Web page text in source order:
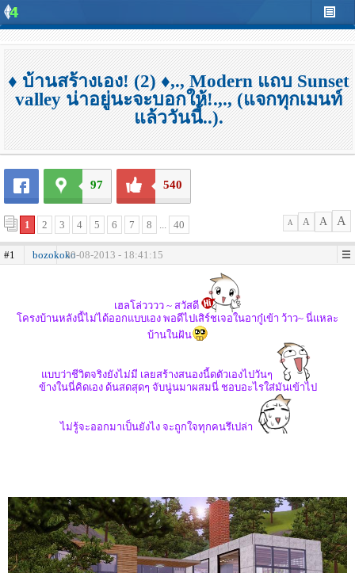
♦ บ้านสร้างเอง! (2) ♦,., Modern แถบ Sunset
valley น่าอยู่นะจะบอกให้!.,., (แจกทุกเมนท์
แล้ววันนี้..).
97 540
1 2 3 4 5 6 7 8 ... 40 A A A A
#1 bozokoko30-08-2013 - 18:41:15
เฮลโล่วววว ~ สวัสดี
โครงบ้านหลังนี้ไม่ได้ออกแบบเอง พอดีไปเสิร์ชเจอในอากู๋เข้า ว้าว~ นี่แหละ
บ้านในฝัน
แบบว่าชีวิตจริงยังไม่มี เลยสร้างสนองนี้ดตัวเองไปวันๆ
ข้างในนี่คิดเอง ด้นสดสุดๆ จับนู่นมาผสมนี่ ชอบอะไรใส่มันเข้าไป
ไม่รู้จะออกมาเป็นยังไง จะถูกใจทุกคนรึเปล่า